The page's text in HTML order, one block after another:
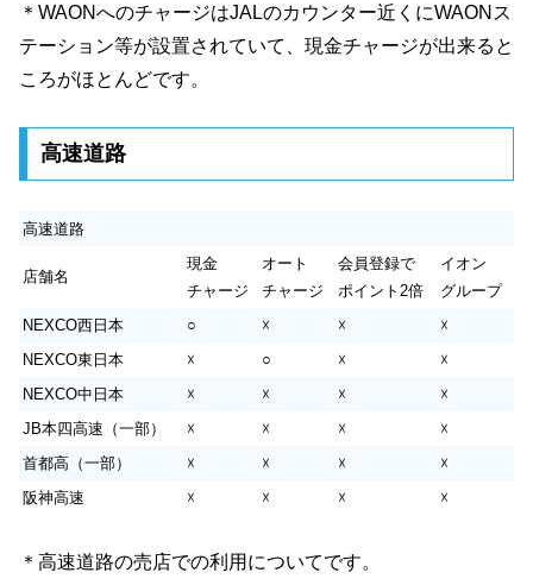
＊WAONへのチャージはJALのカウンター近くにWAONス
テーション等が設置されていて、現金チャージが出来ると
ころがほとんどです。
高速道路
高速道路
店舗名
現金
チャージ
オート
チャージ
会員登録で
ポイント2倍
イオン
グループ
NEXCO西日本
○ ☓ ☓
☓
NEXCO東日本
☓ ○ ☓
☓
NEXCO中日本
☓ ☓ ☓
☓
JB本四高速（一部）
☓ ☓ ☓
☓
首都高（一部）
☓ ☓ ☓
☓
阪神高速
☓ ☓ ☓ ☓
＊高速道路の売店での利用についてです。